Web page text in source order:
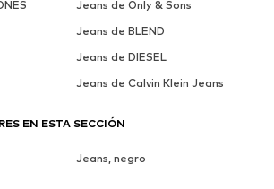
Jeans de Only & Sons
Jeans de BLEND
Jeans de DIESEL
Jeans de Calvin Klein Jeans
EN ESTA SECCIÓN
Jeans, negro